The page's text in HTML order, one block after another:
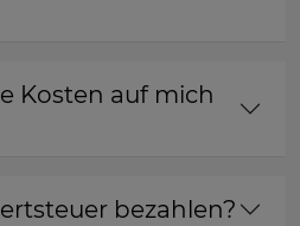
Kosten auf mich
bezahlen?